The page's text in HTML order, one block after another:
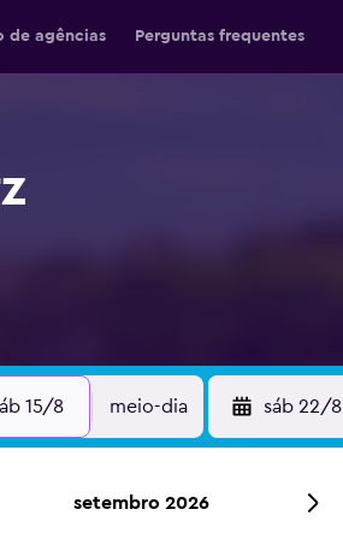
de agências Perguntas frequentes
15/8 meio-dia sáb 22/8
setembro 2026